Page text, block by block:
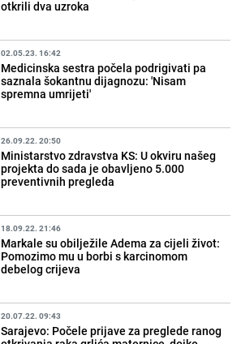
otkrili dva uzroka
02.05.23. 16:42
Medicinska sestra počela podrigivati pa
saznala šokantnu dijagnozu: 'Nisam
spremna umrijeti'
26.09.22. 20:50
Ministarstvo zdravstva KS: U okviru našeg
projekta do sada je obavljeno 5.000
preventivnih pregleda
18.09.22. 21:46
Markale su obilježile Adema za cijeli život:
Pomozimo mu u borbi s karcinomom
debelog crijeva
20.07.22. 09:43
Sarajevo: Počele prijave za preglede ranog